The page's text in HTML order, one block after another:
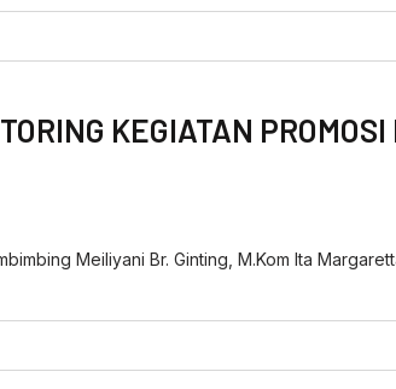
KEGIATAN
Meiliyani Br. Ginting, M.Kom Ita